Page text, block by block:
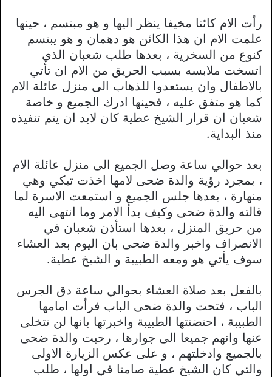
رأت الام كائنا مخيفا ينظر اليها و هو مبتسم ، حينها
علمت الام ان هذا الكائن هو دهمان و هو يبتسم
كنوع من السخرية ، بعدها طلب شعبان الذي
اتسخت ملابسه بسبب الحريق من الام ان تأتي
بالاطفال وان يستعدوا للذهاب الى منزل عائلة الام
كما هو متفق عليه ، فحينها ادرك الجميع و خاصة
شعبان ان قرار الشيخ عطية كان لابد ان يتم تنفيذه
منذ البداية.
بعد حوالي ساعة وصل الجميع الى منزل عائلة الام
، بمجرد رؤية والدة ضحى لامها اخذت تبكي وهي
منهارة ، بعدها جلس الجميع و استمعت الاسرة لما
قالته والدة ضحى وكيف بدأ الامر وما انتهى اليه
من حريق المنزل ، بعدها استأذن شعبان في
الانصراف واخبر والدة ضحى بان اليوم بعد العشاء
سوف يأتي هو ومعه الطبيبة و الشيخ عطية.
بالفعل بعد صلاة العشاء بحوالي ساعة دق الجرس
الباب ، فتحت والدة ضحى الباب فرأت امامها
الطبيبة ، احتضنتها الطبيبة واخبرتها بانها لن تتخلى
عنها وانهم جميعا الى جوارها ، رحبت والدة ضحى
بالجميع وادخلتهم ، و على عكس الزيارة الاولى
والتي كان الشيخ عطية صامتا في اولها ، طلب